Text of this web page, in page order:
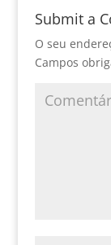
Submit a
O seu
Campos